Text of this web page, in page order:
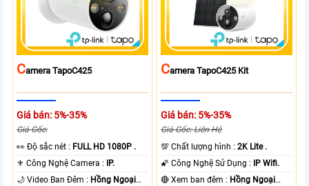
CAmera TapoC425
Giá bán: 5%-35%
Giá Gốc:
️👀 Độ sắc nét : FULL HD 1080P .
⚜️ Công Nghệ Camera :
IP.
🌙 Video Ban Đêm : Hồng Ngoại
CAmera TapoC425 Kit
Giá bán: 5%-35%
Giá Gốc: Liên Hệ
💯 Chất lượng hình :2K Lite .
🌠 Công Nghệ Sử Dụng :
IP Wifi.
🔴 Xem ban đêm : Hồng Ngoại